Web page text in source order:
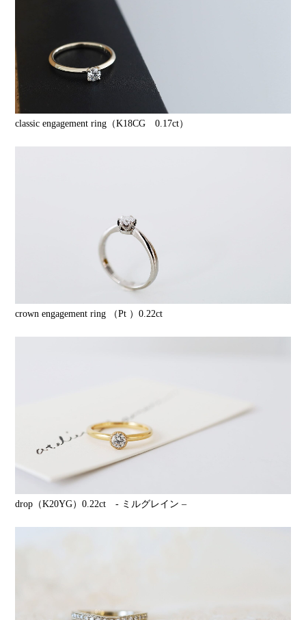
classic engagement ring（K18CG 0.17ct）
crown engagement ring （Pt ）0.22ct
drop（K20YG）0.22ct - ミルグレイン –